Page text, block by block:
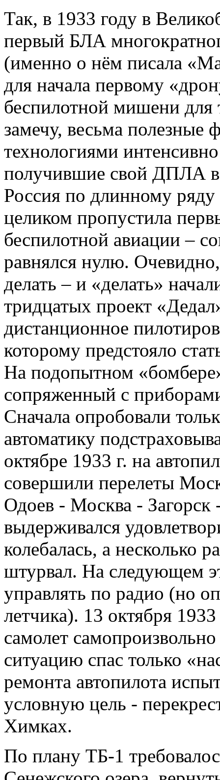
Так, в 1933 году в
первый БЛА
(именно о нём писала
для начала первому
беспилотной мишени для
замечу, весьма
технологиями
получившие свой ДПЛА
Россия по длинному
целиком пропустила
беспилотной авиации –
равнялся нулю.
делать – и «делать»
тридцатых проект
дистанционное
которому предстояло
На подопытном
сопряженный с
Сначала опробовали
автоматику
октябре 1933 г. на
совершили перелеты
Одоев - Москва -
выдерживался
колебалась, а несколько
штурвал. На следующем
управлять по радио (но
летчика). 13 октября
самолет
ситуацию спас только
ремонта автопилота
условную цель -
Химках.
По плану ТБ-1